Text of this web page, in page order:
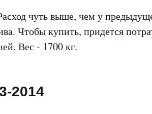
чуть выше, чем у
Чтобы купить, придется
Вес - 1700 кг.
2014